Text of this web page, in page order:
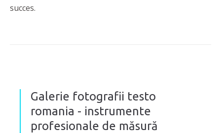
succes.
Galerie fotografii testo
romania - instrumente
profesionale de măsură